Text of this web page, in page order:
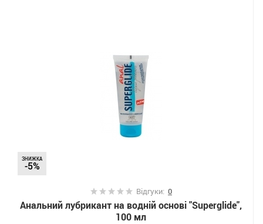
ЗНИЖКА
-5%
Відгуки: 0
Анальний лубрикант на водній основі "Superglide",
100 мл